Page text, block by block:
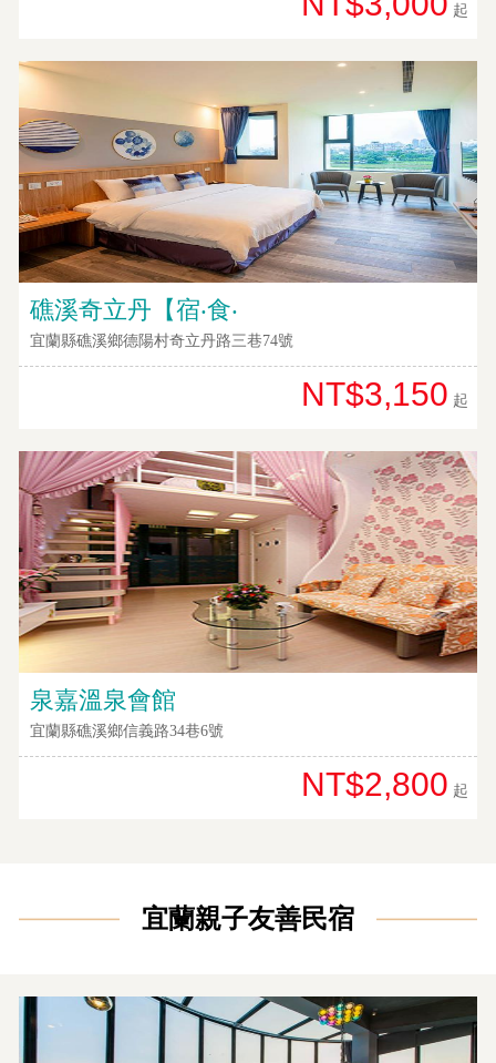
帶
你
玩
樂
圖
顧
顧
客
滿
意
度
單
管
理
戶
客
服
起
礁溪奇立丹【宿‧食‧
宜蘭縣礁溪鄉德陽村奇立丹路三巷74號
NT$3,150 起
泉嘉溫泉會館
宜蘭縣礁溪鄉信義路34巷6號
NT$2,800 起
宜蘭親子友善民宿